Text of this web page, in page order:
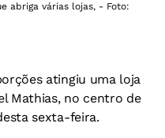
abriga várias lojas, - Foto:
atingiu uma loja
Mathias, no centro de
sexta-feira.